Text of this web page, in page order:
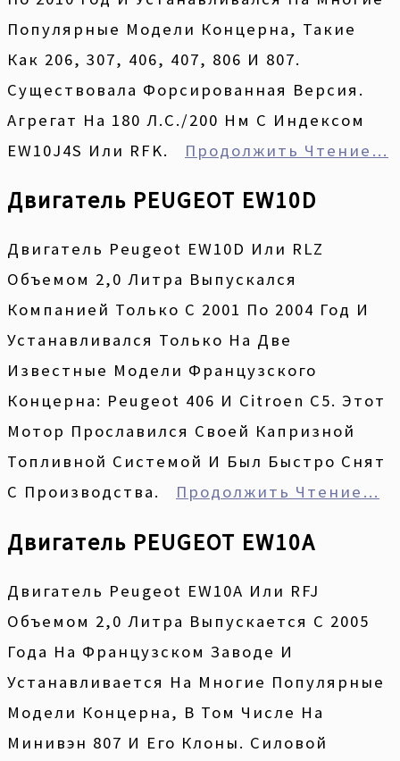
Популярные Модели Концерна, Такие
Как 206, 307, 406, 407, 806 И 807.
Существовала Форсированная Версия.
Агрегат На 180 Л.с./200 Нм С Индексом
EW10J4S Или RFK.
Продолжить Чтение…
Двигатель PEUGEOT EW10D
Двигатель Peugeot EW10D Или RLZ
Объемом 2,0 Литра Выпускался
Компанией Только С 2001 По 2004 Год И
Устанавливался Только На Две
Известные Модели Французского
Концерна: Peugeot 406 И Citroen C5. Этот
Мотор Прославился Своей Капризной
Топливной Системой И Был Быстро Снят
С Производства.
Продолжить Чтение…
Двигатель PEUGEOT EW10A
Двигатель Peugeot EW10A Или RFJ
Объемом 2,0 Литра Выпускается С 2005
Года На Французском Заводе И
Устанавливается На Многие Популярные
Модели Концерна, В Том Числе На
Минивэн 807 И Его Клоны. Силовой